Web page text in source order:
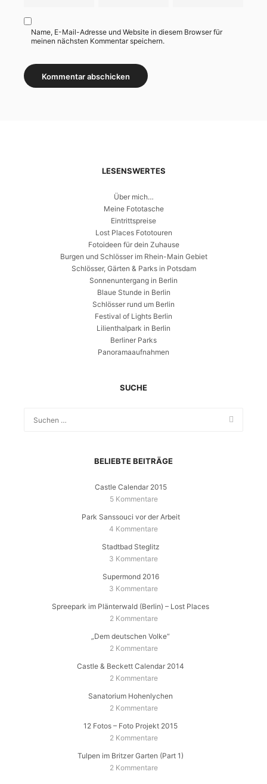
Name, E-Mail-Adresse und Website in diesem Browser für
meinen nächsten Kommentar speichern.
LESENSWERTES
Über mich…
Meine Fototasche
Eintrittspreise
Lost Places Fototouren
Fotoideen für dein Zuhause
Burgen und Schlösser im Rhein-Main Gebiet
Schlösser, Gärten & Parks in Potsdam
Sonnenuntergang in Berlin
Blaue Stunde in Berlin
Schlösser rund um Berlin
Festival of Lights Berlin
Lilienthalpark in Berlin
Berliner Parks
Panoramaaufnahmen
SUCHE
BELIEBTE BEITRÄGE
Castle Calendar 2015
5 Kommentare
Park Sanssouci vor der Arbeit
4 Kommentare
Stadtbad Steglitz
3 Kommentare
Supermond 2016
3 Kommentare
Spreepark im Plänterwald (Berlin) – Lost Places
2 Kommentare
„Dem deutschen Volke“
2 Kommentare
Castle & Beckett Calendar 2014
2 Kommentare
Sanatorium Hohenlychen
2 Kommentare
12 Fotos – Foto Projekt 2015
2 Kommentare
Tulpen im Britzer Garten (Part 1)
2 Kommentare